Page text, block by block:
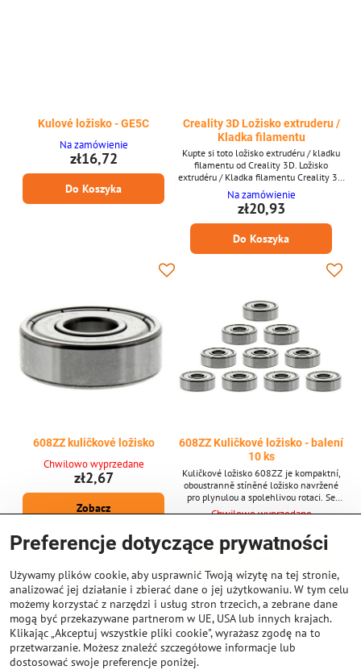
Kulové ložisko - GE5C
Na zamówienie
zł16,72
Do Koszyka
Creality 3D Ložisko extruderu /
Kladka filamentu
Kupte si toto ložisko extrudéru / kladku
filamentu od Creality 3D. Ložisko
extrudéru / Kladka filamentu Creality 3D
* Ložisko extrudéru / Kladka filamentu *
Od Creality 3D
Na zamówienie
zł20,93
Do Koszyka
608ZZ kuličkové ložisko
Chwilowo wyprzedane
zł2,67
Zobacz
608ZZ Kuličkové ložisko - balení
10 ks
Kuličkové ložisko 608ZZ je kompaktní,
oboustranně stíněné ložisko navržené
pro plynulou a spolehlivou rotaci. Se
svými standardními rozměry 8 × 22 × 7
krokových motorech a jiných přesných
strojích vyžadujících stabilní výkon a
dlouhou životnost. Klíčové vlastnosti *
Typ: Oboustranně stíněné kuličkové
ložisko 608ZZ * Rozměry: 8 mm (vnitřní
průměr) × 22 mm...
Chwilowo wyprzedane
Nie ma więcej produktów.
1 2
Preferencje dotyczące prywatności
Używamy plików cookie, aby usprawnić Twoją wizytę na tej stronie,
analizować jej działanie i zbierać dane o jej użytkowaniu. W tym celu
możemy korzystać z narzędzi i usług stron trzecich, a zebrane dane
mogą być przekazywane partnerom w UE, USA lub innych krajach.
Klikając „Akceptuj wszystkie pliki cookie", wyrażasz zgodę na to
przetwarzanie. Możesz znaleźć szczegółowe informacje lub
dostosować swoje preferencje poniżej.